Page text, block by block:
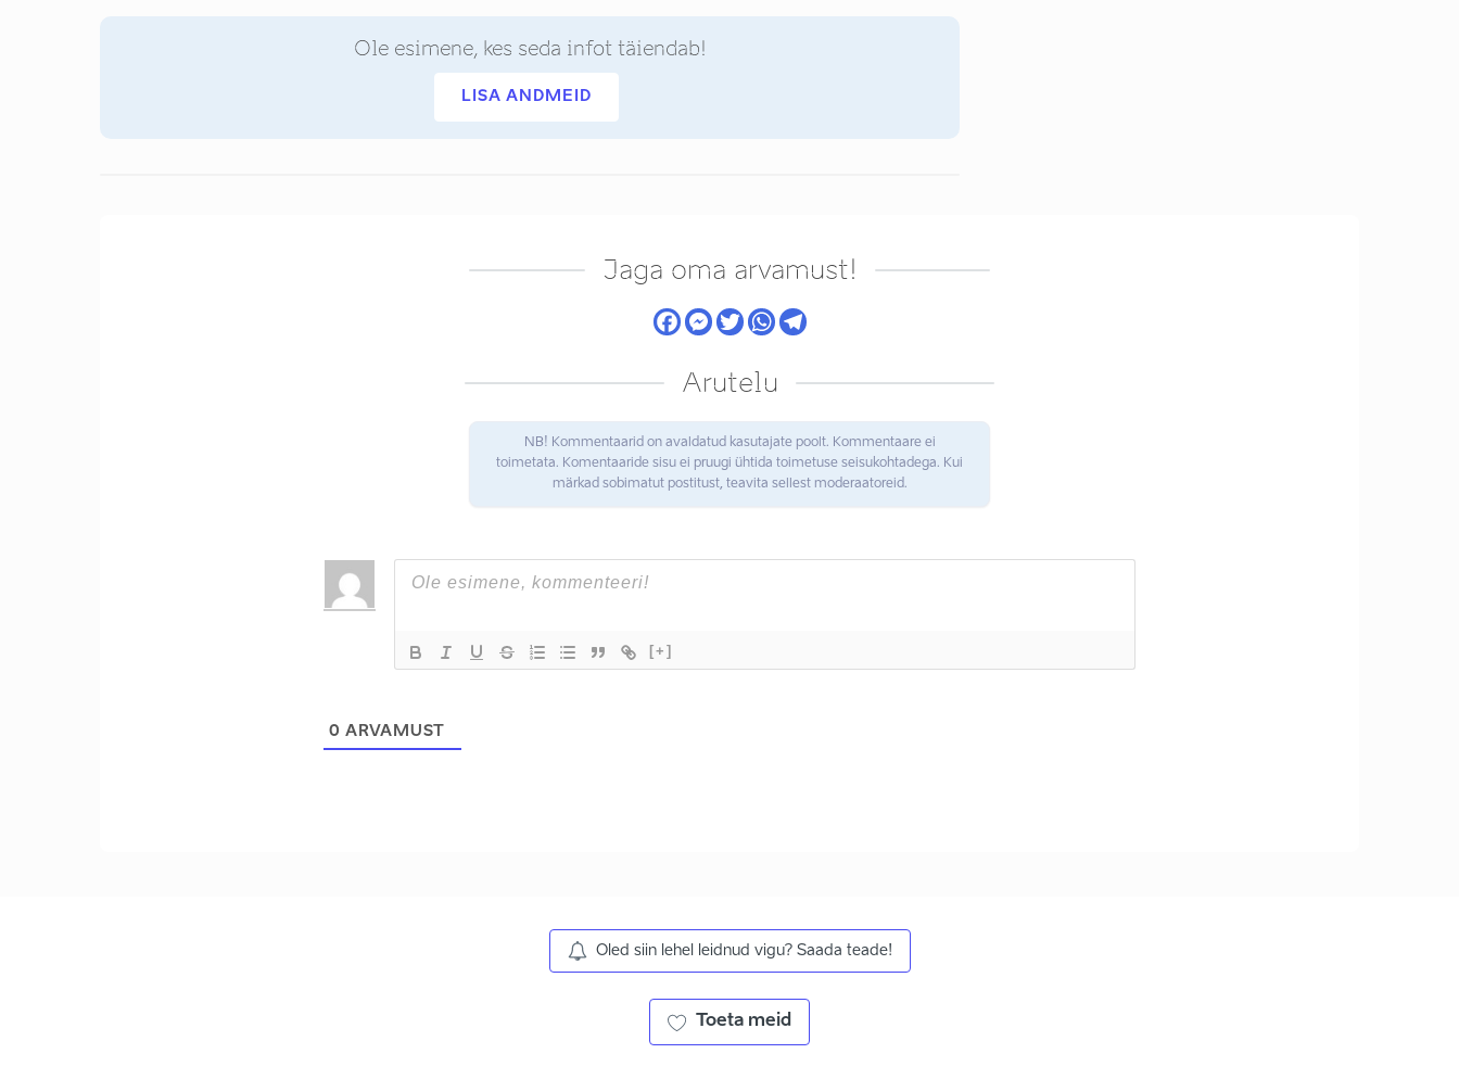
Ole esimene, kes seda infot täiendab!
LISA ANDMEID
Jaga oma arvamust!
Arutelu
NB! Kommentaarid on avaldatud kasutajate poolt. Kommentaare ei
toimetata. Komentaaride sisu ei pruugi ühtida toimetuse seisukohtadega. Kui
märkad sobimatut postitust, teavita sellest moderaatoreid.
[+]
0 ARVAMUST
Oled siin lehel leidnud vigu? Saada teade!
Toeta meid